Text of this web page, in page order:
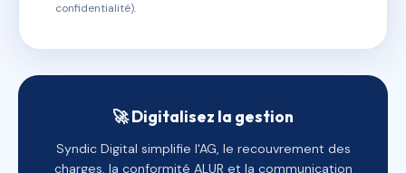
confidentialité).
🚀 Digitalisez la gestion
Syndic Digital simplifie l'AG, le recouvrement des
charges, la conformité ALUR et la communication